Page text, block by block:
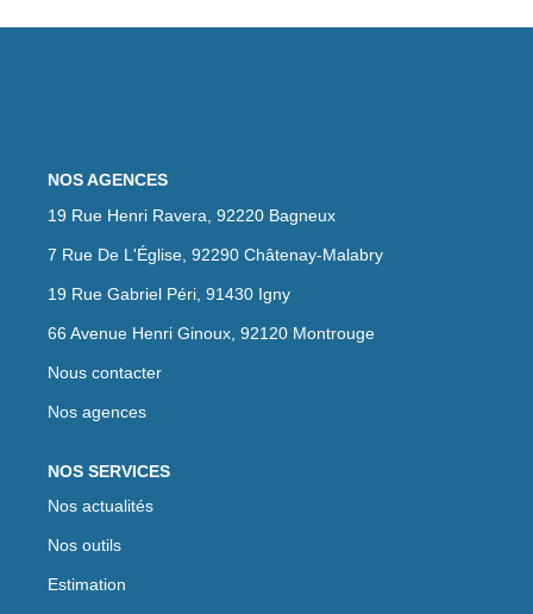
NOS AGENCES
19 Rue Henri Ravera, 92220 Bagneux
7 Rue De L'Église, 92290 Châtenay-Malabry
19 Rue Gabriel Péri, 91430 Igny
66 Avenue Henri Ginoux, 92120 Montrouge
Nous contacter
Nos agences
NOS SERVICES
Nos actualités
Nos outils
Estimation